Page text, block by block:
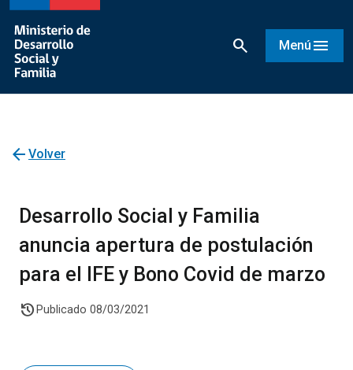
search Menú menu
arrow_back Volver
Desarrollo Social y Familia
anuncia apertura de postulación
para el IFE y Bono Covid de marzo
history Publicado 08/03/2021